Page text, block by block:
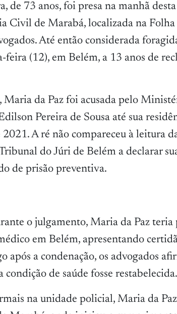
de 73 anos, foi presa na manhã
Civil de Marabá, localizada na Folha
Até então considerada
(12), em Belém, a 13 anos de
Maria da Paz foi acusada pelo
Pereira de Sousa até sua
A ré não compareceu à leitura
do Júri de Belém a declarar
de prisão preventiva.
o julgamento, Maria da Paz teria
em Belém, apresentando
após a condenação, os advogados
condição de saúde fosse restabelecida.
na unidade policial, Maria da